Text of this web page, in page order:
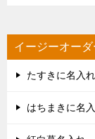
イージーオーダ
たすきに名入れ
はちまきに名